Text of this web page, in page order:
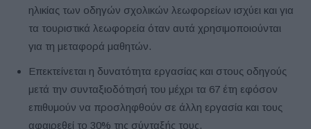
ηλικίας των οδηγών σχολικών λεωφορείων ισχύει και για
τα τουριστικά λεωφορεία όταν αυτά χρησιμοποιούνται
για τη μεταφορά μαθητών.
Επεκτείνεται η δυνατότητα εργασίας και στους οδηγούς
μετά την συνταξιοδότησή του μέχρι τα 67 έτη εφόσον
επιθυμούν να προσληφθούν σε άλλη εργασία και τους
αφαιρεθεί το 30% της σύνταξής τους.